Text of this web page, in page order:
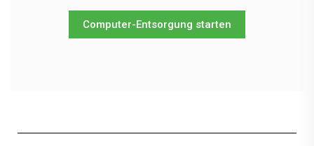
Computer-Entsorgung starten